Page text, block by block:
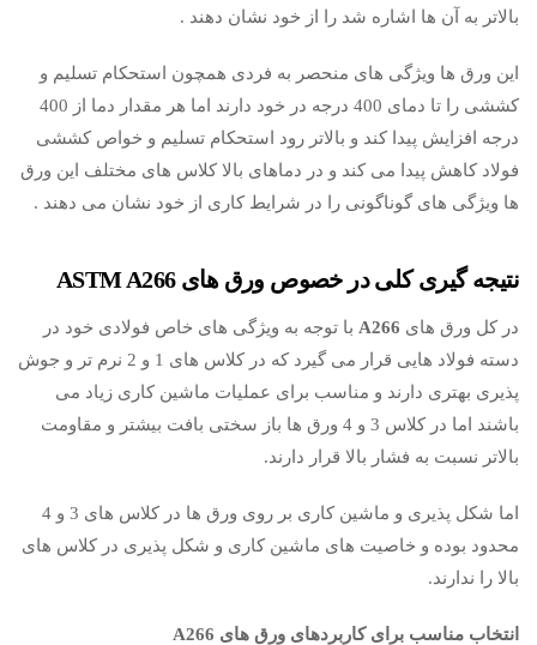
بالاتر به آن ها اشاره شد را از خود نشان دهند .
این ورق ها ویژگی های منحصر به فردی همچون استحکام تسلیم و
کششی را تا دمای 400 درجه در خود دارند اما هر مقدار دما از 400
درجه افزایش پیدا کند و بالاتر رود استحکام تسلیم و خواص کششی
فولاد کاهش پیدا می کند و در دماهای بالا کلاس های مختلف این ورق
ها ویژگی های گوناگونی را در شرایط کاری از خود نشان می دهند .
نتیجه گیری کلی در خصوص ورق های ASTM A266
در کل ورق های A266 با توجه به ویژگی های خاص فولادی خود در
دسته فولاد هایی قرار می گیرد که در کلاس های 1 و 2 نرم تر و جوش
پذیری بهتری دارند و مناسب برای عملیات ماشین کاری زیاد می
باشند اما در کلاس 3 و 4 ورق ها باز سختی بافت بیشتر و مقاومت
بالاتر نسبت به فشار بالا قرار دارند.
اما شکل پذیری و ماشین کاری بر روی ورق ها در کلاس های 3 و 4
محدود بوده و خاصیت های ماشین کاری و شکل پذیری در کلاس های
بالا را ندارند.
انتخاب مناسب برای کاربردهای ورق های A266